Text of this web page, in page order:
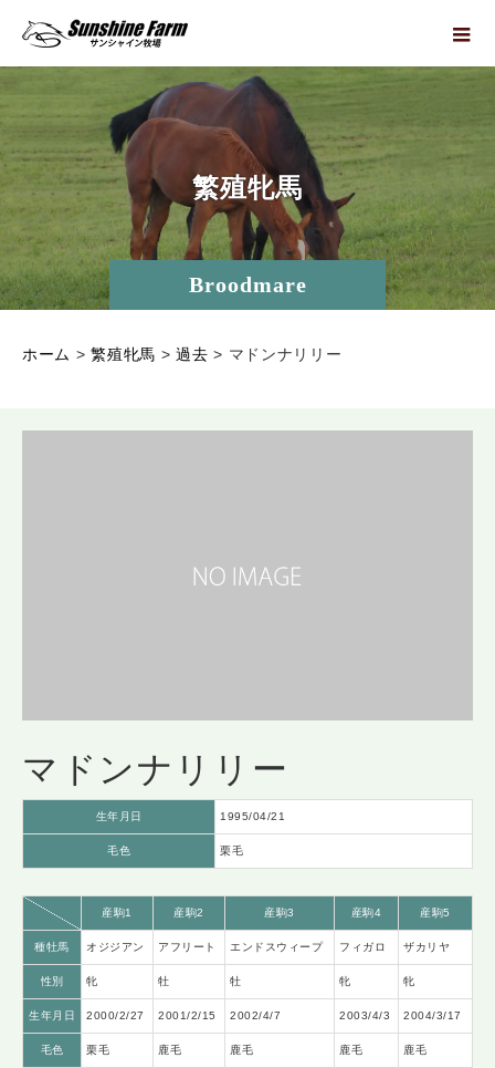
Broodmare
繁殖牝馬
ホーム >繁殖牝馬 >過去 > マドンナリリー
マドンナリリー
生年月日 1995/04/21
毛色 栗毛
産駒1 産駒2 産駒3 産駒4 産駒5
種牡馬 オジジアン アフリート エンドスウィープ フィガロ ザカリヤ
性別 牝 牡 牡 牝 牝
生年月日 2000/2/27 2001/2/15 2002/4/7 2003/4/3 2004/3/17
毛色 栗毛 鹿毛 鹿毛 鹿毛 鹿毛